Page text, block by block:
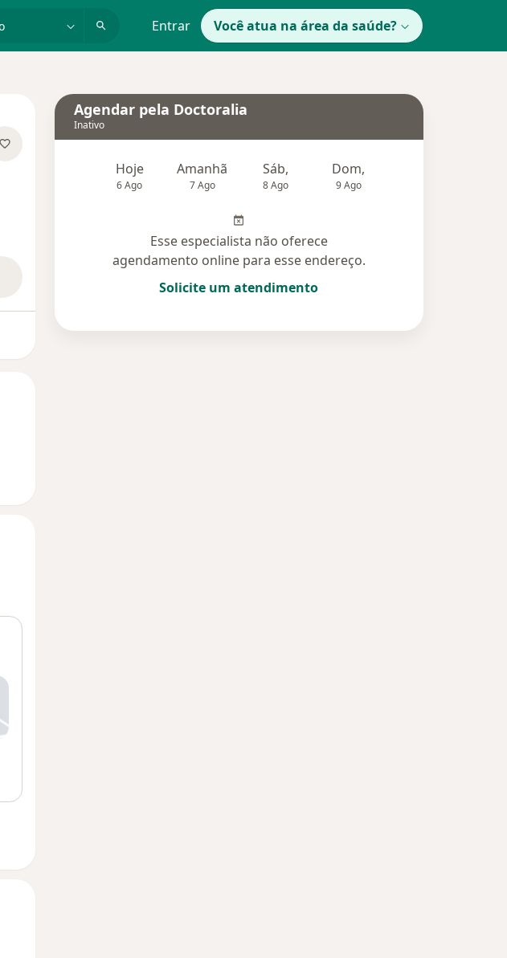
Entrar Você atua na área da saúde?
Agendar pela Doctoralia
Inativo
Hoje
6 Ago
Amanhã
7 Ago
Sáb,
8 Ago
Dom,
9 Ago
Esse especialista não oferece
agendamento online para esse endereço.
Solicite um atendimento